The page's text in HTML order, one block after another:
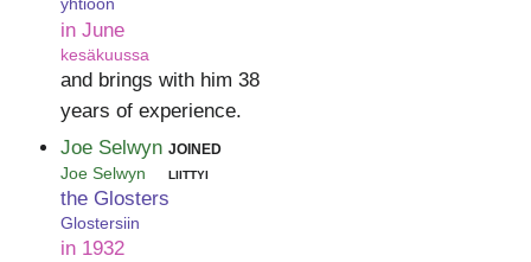
yhtiöön
in June
kesäkuussa
and brings with him 38
years of experience.
Joe Selwyn
Joe Selwyn
joined
liittyi
the Glosters
Glostersiin
in 1932